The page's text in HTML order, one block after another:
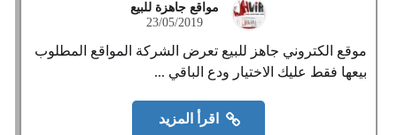
مواقع جاهزة للبيع
23/05/2019
موقع الكتروني جاهز للبيع تعرض الشركة المواقع المطلوب
بيعها فقط عليك الاختيار ودع الباقي ...
اقرأ المزيد